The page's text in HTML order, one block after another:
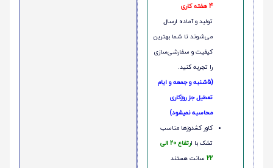
4 هفته کاری
تولید و آماده ارسال
می‌شوند تا شما بهترین
کیفیت و سفارشی‌سازی
را تجربه کنید.
(5شنبه و جمعه و ایام
تعطیل جز روزکاری
محاسبه نمیشود)
کاور کشدوزها مناسب
تشک با ا
رتفاع 20 الی
22 سانت هستند